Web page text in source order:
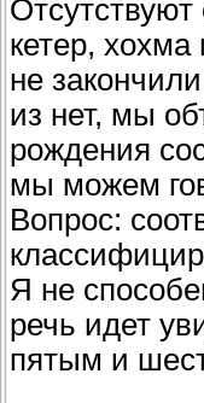
кетер,
не
из нет, мы
рождения
мы можем
Вопрос:
Я не
речь идет
пятым и